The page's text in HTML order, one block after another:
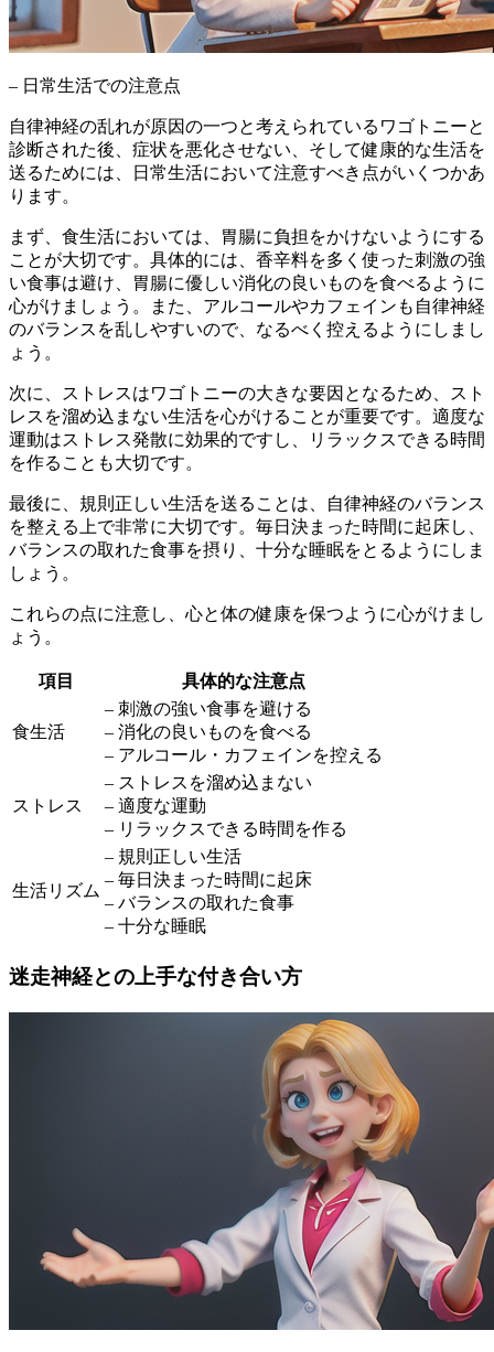
– 日常生活での注意点
自律神経の乱れが原因の一つと考えられているワゴトニーと
診断された後、 症状を悪化させない、そして健康的な生活を
送るためには、日常生活において注意すべき点がいくつかあ
ります。
まず、 食生活においては、胃腸に負担をかけないようにする
ことが大切です。具体的には、香辛料を多く使った刺激の強
い食事は避け、胃腸に優しい消化の良いものを食べるように
心がけましょう。また、アルコールやカフェインも自律神経
のバランスを乱しやすいので、なるべく控えるようにしまし
ょう。
次に、 ストレスはワゴトニーの大きな要因となるため、スト
レスを溜め込まない生活を心がけることが重要です。適度な
運動はストレス発散に効果的ですし、リラックスできる時間
を作ることも大切です。
最後に、 規則正しい生活を送ることは、自律神経のバランス
を整える上で非常に大切です。毎日決まった時間に起床し、
バランスの取れた食事を摂り、十分な睡眠をとるようにしま
しょう。
これらの点に注意し、 心と体の健康を保つように心がけまし
ょう。
項目 具体的な注意点
食生活
– 刺激の強い食事を避ける
– 消化の良いものを食べる
– アルコール・カフェインを控える
ストレス
– ストレスを溜め込まない
– 適度な運動
– リラックスできる時間を作る
生活リズム
– 規則正しい生活
– 毎日決まった時間に起床
– バランスの取れた食事
– 十分な睡眠
迷走神経との上手な付き合い方